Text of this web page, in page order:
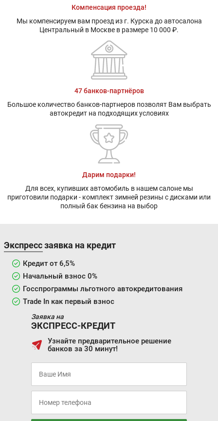
Компенсация проезда!
Мы компенсируем вам проезд из г. Курска до автосалона
Центральный в Москве в размере 10 000 ₽.
47 банков-партнёров
Большое количество банков-партнеров позволят Вам выбрать
автокредит на подходящих условиях
Дарим подарки!
Для всех, купивших автомобиль в нашем салоне мы
приготовили подарки - комплект зимней резины с дисками или
полный бак бензина на выбор
Экспресс заявка на кредит
Кредит от 6,5%
Начальный взнос 0%
Госспрограммы льготного автокредитования
Trade In как первый взнос
Заявка на
ЭКСПРЕСС-КРЕДИТ
Узнайте предварительное решение
банков за 30 минут!